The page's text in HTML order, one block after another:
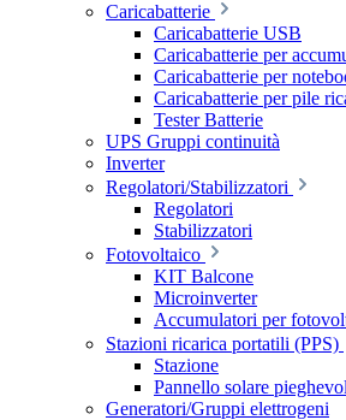
Caricabatterie
Caricabatterie USB
Caricabatterie per
Caricabatterie per
Caricabatterie per pile
Tester Batterie
UPS Gruppi continuità
Inverter
Regolatori/Stabilizzatori
Regolatori
Stabilizzatori
Fotovoltaico
KIT Balcone
Microinverter
Accumulatori per
Stazioni ricarica portatili (PPS)
Stazione
Pannello solare
Generatori/Gruppi elettrogeni